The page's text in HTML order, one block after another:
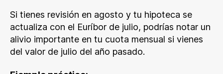
Si tienes revisión en agosto y tu hipoteca se
actualiza con el Euríbor de julio, podrías notar un
alivio importante en tu cuota mensual si vienes
del valor de julio del año pasado.